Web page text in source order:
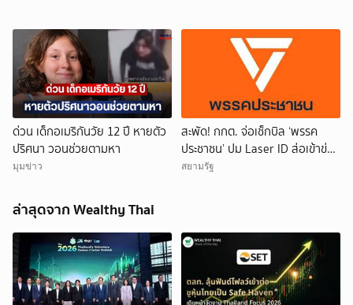
ด่วน เด็กอเมริกันวัย 12 ปี หายตัว
ปริศนา วอนช่วยตามหา
มุมข่าว
สะพัด! กกต. จ่อเช็กบิล ‘พรรค
ประชาชน’ ปม Laser ID ส่อเข้าข่าย
ยุบพรรคตาม ม.92
สยามรัฐ
ล่าสุดจาก Wealthy Thai